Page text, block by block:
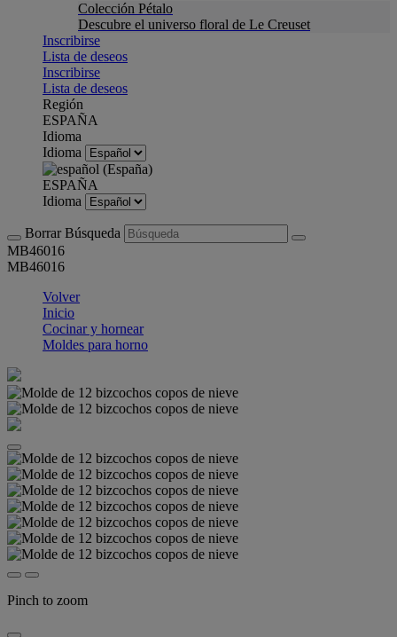
Colección Pétalo
Descubre el universo floral de Le Creuset
Inscribirse
Lista de deseos
Inscribirse
Lista de deseos
Región
ESPAÑA
Idioma
Idioma
ESPAÑA
Idioma
Borrar Búsqueda
MB46016
MB46016
Volver
Inicio
Cocinar y hornear
Moldes para horno
Pinch to zoom